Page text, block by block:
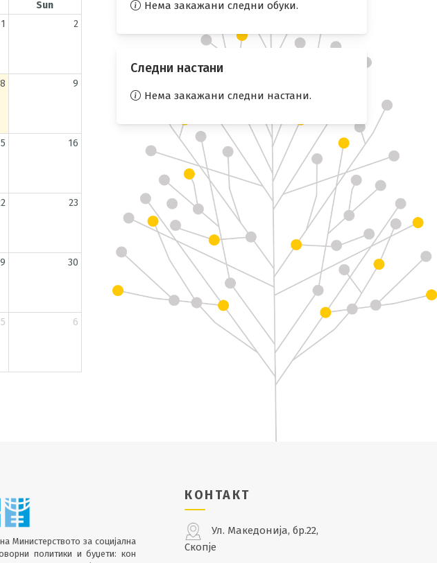
Sun
1 2
8 9
16
23
30
5 6
Нема закажани следни обуки.
Следни настани
Нема закажани следни настани.
Министерството за социјална
политики и буџети: кон
КОНТАКТ
Ул. Македонија, бр.22,
Скопје